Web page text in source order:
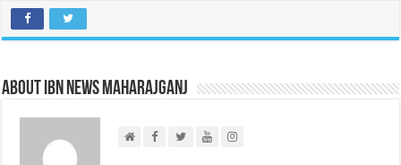
About IBN NEWS MAHARAJGANJ